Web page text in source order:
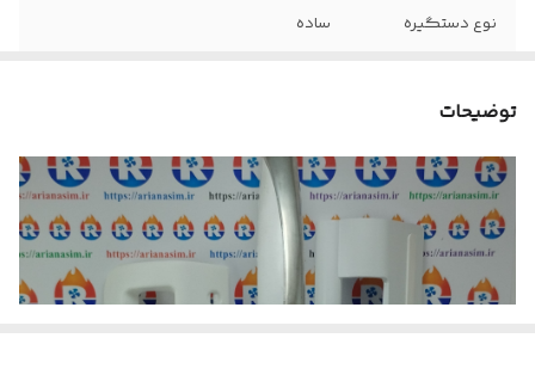
نوع دستگیره ساده
توضیحات